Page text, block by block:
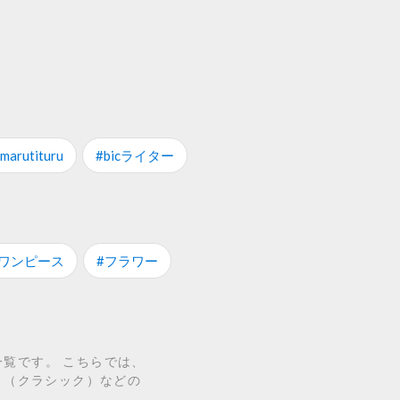
#bicライター
ンピース #フラワー
です。 こちらでは、
クラシック）などの